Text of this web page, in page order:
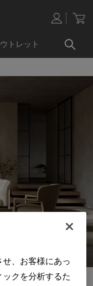
トレット
、お客様にあっ
クを分析するた